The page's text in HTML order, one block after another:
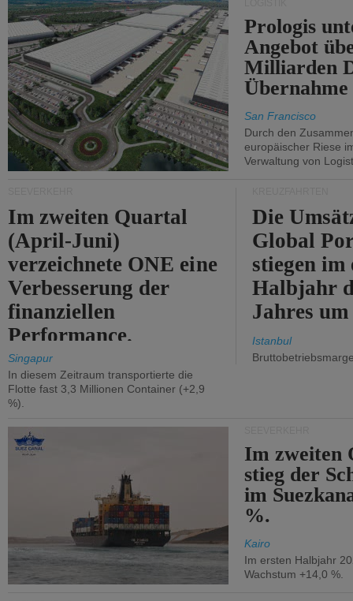
von Hormuz.
Prologis
Angebot
Milliarden
Übernahme
San Francisco
Durch den
europäischer Riese
Verwaltung von
Im zweiten Quartal
(April-Juni)
verzeichnete ONE eine
Verbesserung der
finanziellen
Performance.
Singapur
In diesem Zeitraum transportierte die
Flotte fast 3,3 Millionen Container (+2,9
%).
Die
Global
stiegen im
Halbjahr
Jahres
Istanbul
Im zweiten
stieg der
im
%.
Kairo
Im ersten Halbjahr
Wachstum +14,0 %.